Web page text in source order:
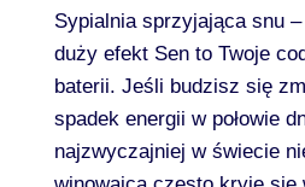
Sypialnia sprzyjająca snu
duży efekt Sen to Twoje
baterii. Jeśli budzisz się
spadek energii w połowie
najzwyczajniej w świecie